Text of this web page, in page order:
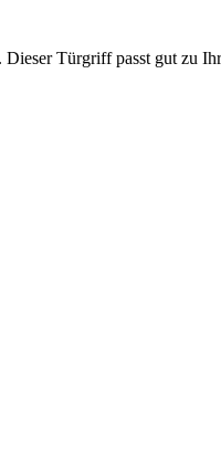
Türgriff passt gut zu